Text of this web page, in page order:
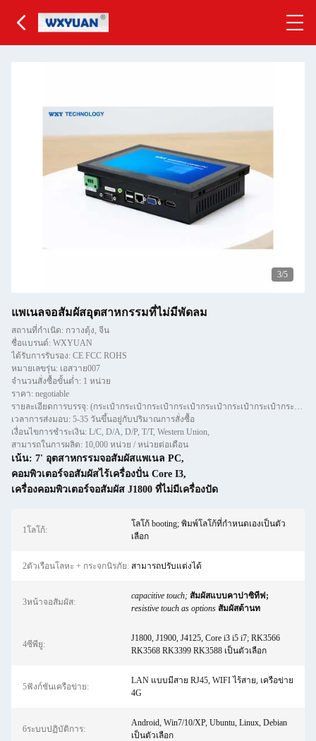
3/5
แพเนลจอสัมผัสอุตสาหกรรมที่ไม่มีพัดลม
สถานที่กำเนิด: กวางตุ้ง, จีน
ชื่อแบรนด์: WXYUAN
ได้รับการรับรอง: CE FCC ROHS
หมายเลขรุ่น: เอสวาย007
จำนวนสั่งซื้อขั้นต่ำ: 1 หน่วย
ราคา: negotiable
รายละเอียดการบรรจุ: (กระเป๋ากระเป๋ากระเป๋ากระเป๋ากระเป๋ากระเป๋ากระเป๋ากระเป๋ากระเป๋ากระเป๋ากระเป๋ากระเป๋ากระเป๋ากระเป๋าก
เวลาการส่งมอบ: 5-35 วันขึ้นอยู่กับปริมาณการสั่งซื้อ
เงื่อนไขการชำระเงิน: L/C, D/A, D/P, T/T, Western Union,
สามารถในการผลิต: 10,000 หน่วย / หน่วยต่อเดือน
เน้น: 7' อุตสาหกรรมจอสัมผัสแพเนล PC,
คอมพิวเตอร์จอสัมผัสไร้เครื่องปั่น Core I3,
เครื่องคอมพิวเตอร์จอสัมผัส J1800 ที่ไม่มีเครื่องปัด
1โลโก้:
โลโก้ booting; พิมพ์โลโก้ที่กําหนดเองเป็นตัว
เลือก
2ตัวเรือนโลหะ + กระจกนิรภัย: สามารถปรับแต่งได้
3หน้าจอสัมผัส:
capacitive touch; สัมผัสแบบคาปาซิทีฟ;
resistive touch as options สัมผัสต้านท
4ซีพียู:
J1800, J1900, J4125, Core i3 i5 i7; RK3566
RK3568 RK3399 RK3588 เป็นตัวเลือก
5ฟังก์ชันเครือข่าย:
LAN แบบมีสาย RJ45, WIFI ไร้สาย, เครือข่าย
4G
6ระบบปฏิบัติการ:
Android, Win7/10/XP, Ubuntu, Linux, Debian
เป็นตัวเลือก